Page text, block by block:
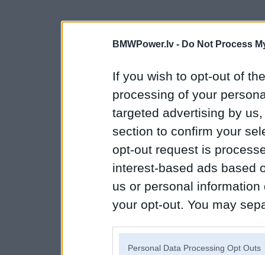
BMWPower.lv - Do Not Process
If you wish to opt-out of
processing of your
targeted advertising by
section to confirm your
opt-out request is
interest-based ads based
us or personal
your opt-out. You may
Personal Data Processing Opt Outs